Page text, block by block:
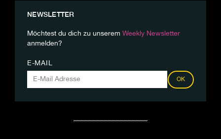
NEWSLETTER
Möchtest du dich zu unserem Weekly Newsletter
anmelden?
E-MAIL
OK